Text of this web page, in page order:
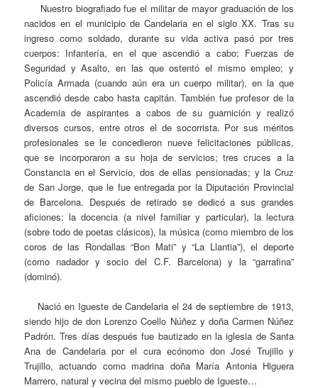
Nuestro biografiado fue el militar de mayor graduación de los
nacidos en el municipio de Candelaria en el siglo XX. Tras su
ingreso como soldado, durante su vida activa pasó por tres
cuerpos: Infantería, en el que ascendió a cabo; Fuerzas de
Seguridad y Asalto, en las que ostentó el mismo empleo; y
Policía Armada (cuando aún era un cuerpo militar), en la que
ascendió desde cabo hasta capitán. También fue profesor de la
Academia de aspirantes a cabos de su guarnición y realizó
diversos cursos, entre otros el de socorrista. Por sus méritos
profesionales se le concedieron nueve felicitaciones públicas,
que se incorporaron a su hoja de servicios; tres cruces a la
Constancia en el Servicio, dos de ellas pensionadas; y la Cruz
de San Jorge, que le fue entregada por la Diputación Provincial
de Barcelona. Después de retirado se dedicó a sus grandes
aficiones: la docencia (a nivel familiar y particular), la lectura
(sobre todo de poetas clásicos), la música (como miembro de los
coros de las Rondallas “Bon Mati” y “La Llantia”), el deporte
(como nadador y socio del C.F. Barcelona) y la “garrafina”
(dominó).
Nació en Igueste de Candelaria el 24 de septiembre de 1913,
siendo hijo de don Lorenzo Coello Núñez y doña Carmen Núñez
Padrón. Tres días después fue bautizado en la iglesia de Santa
Ana de Candelaria por el cura ecónomo don José Trujillo y
Trujillo, actuando como madrina doña María Antonia Higuera
Marrero, natural y vecina del mismo pueblo de Igueste…